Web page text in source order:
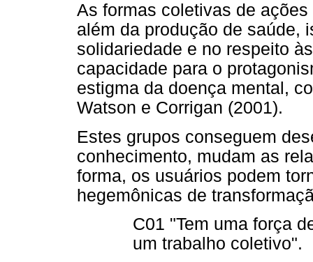
As formas coletivas de
além da produção de saúde,
solidariedade e no respeito
capacidade para o
estigma da doença mental,
Watson e Corrigan (2001).
Estes grupos conseguem
conhecimento, mudam as
forma, os usuários podem
hegemônicas de
C01 "Tem uma força
um trabalho coletivo".